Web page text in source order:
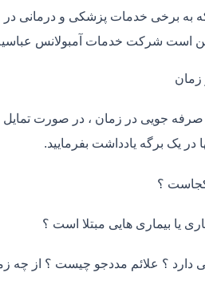
به برخی خدمات پزشکی و درمانی در
است شرکت خدمات آمبولانس عباسیه
جویی در زمان ، در صورت
در یک برگه یادداشت بفرمایید.
؟
یا بیماری هایی مبتلا است ؟
دارد ؟ علائم مددجو چیست ؟ از چه